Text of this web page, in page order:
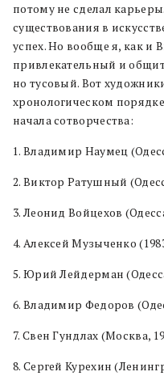
потому не сделал
существования в
успех. Но вообще я, как и
привлекательный и
но тусовый. Вот
хронологическом
начала сотворчества:
1. Владимир Наумец
2. Виктор Ратушный
3. Леонид Войцехов
4. Алексей Музыченко
5. Юрий Лейдерман
6. Владимир Федоров
7. Свен Гундлах (Москва,
8. Сергей Курехин